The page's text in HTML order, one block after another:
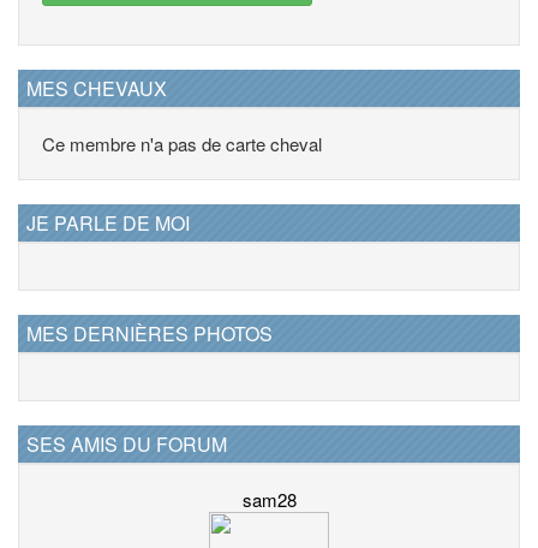
MES CHEVAUX
Ce membre n'a pas de carte cheval
JE PARLE DE MOI
MES DERNIÈRES PHOTOS
SES AMIS DU FORUM
sam28